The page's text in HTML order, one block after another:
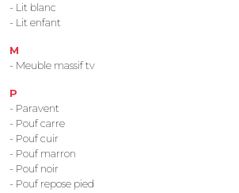
- Lit blanc
- Lit enfant
M
- Meuble massif tv
P
- Paravent
- Pouf carre
- Pouf cuir
- Pouf marron
- Pouf noir
- Pouf repose pied